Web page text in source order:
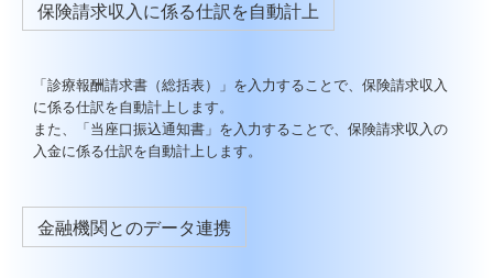
保険請求収入に係る仕訳を自動計上
「診療報酬請求書（総括表）」を入力することで、保険請求収入
に係る仕訳を自動計上します。
また、「当座口振込通知書」を入力することで、保険請求収入の
入金に係る仕訳を自動計上します。
金融機関とのデータ連携